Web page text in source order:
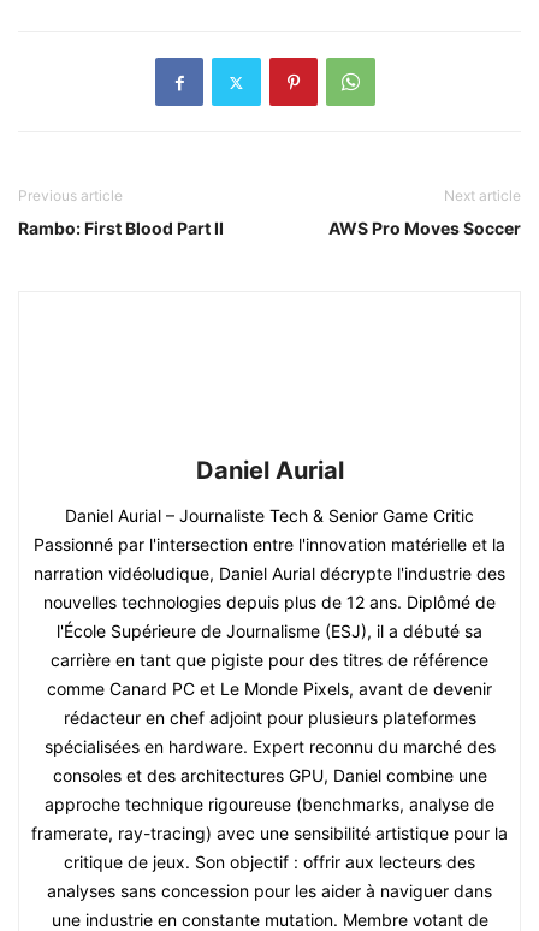
Previous article
Rambo: First Blood Part II
Next article
AWS Pro Moves Soccer
Daniel Aurial
Daniel Aurial – Journaliste Tech & Senior Game Critic
Passionné par l'intersection entre l'innovation matérielle et la
narration vidéoludique, Daniel Aurial décrypte l'industrie des
nouvelles technologies depuis plus de 12 ans. Diplômé de
l'École Supérieure de Journalisme (ESJ), il a débuté sa
carrière en tant que pigiste pour des titres de référence
comme Canard PC et Le Monde Pixels, avant de devenir
rédacteur en chef adjoint pour plusieurs plateformes
spécialisées en hardware. Expert reconnu du marché des
consoles et des architectures GPU, Daniel combine une
approche technique rigoureuse (benchmarks, analyse de
framerate, ray-tracing) avec une sensibilité artistique pour la
critique de jeux. Son objectif : offrir aux lecteurs des
analyses sans concession pour les aider à naviguer dans
une industrie en constante mutation. Membre votant de